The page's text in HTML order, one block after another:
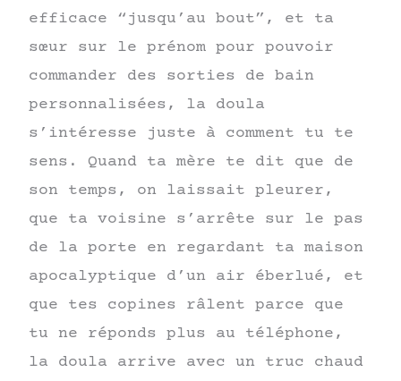
efficace “jusqu’au bout”, et ta
sœur sur le prénom pour pouvoir
commander des sorties de bain
personnalisées, la doula
s’intéresse juste à comment tu te
sens. Quand ta mère te dit que de
son temps, on laissait pleurer,
que ta voisine s’arrête sur le pas
de la porte en regardant ta maison
apocalyptique d’un air éberlué, et
que tes copines râlent parce que
tu ne réponds plus au téléphone,
la doula arrive avec un truc chaud